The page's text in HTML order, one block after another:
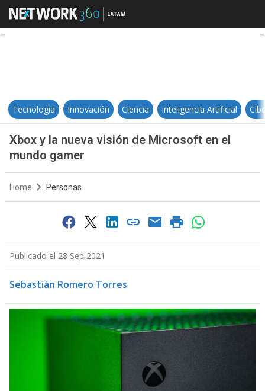
Xbox y la nueva visión de
Tecnología Innovación Ciencia Inteligencia Artificial
Xbox y la nueva visión de Microsoft en el
mundo gamer
Home Personas
Publicado el 28 Sep 2021
Sebastián Romero Torres